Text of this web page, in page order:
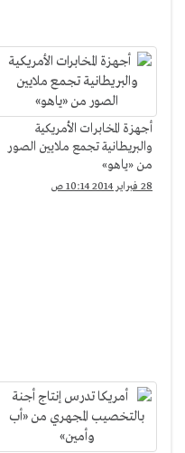
أجهزة المخابرات الأمريكية
والبريطانية تجمع ملايين الصور
من «ياهو»
28 فبراير 2014 10:14 ص